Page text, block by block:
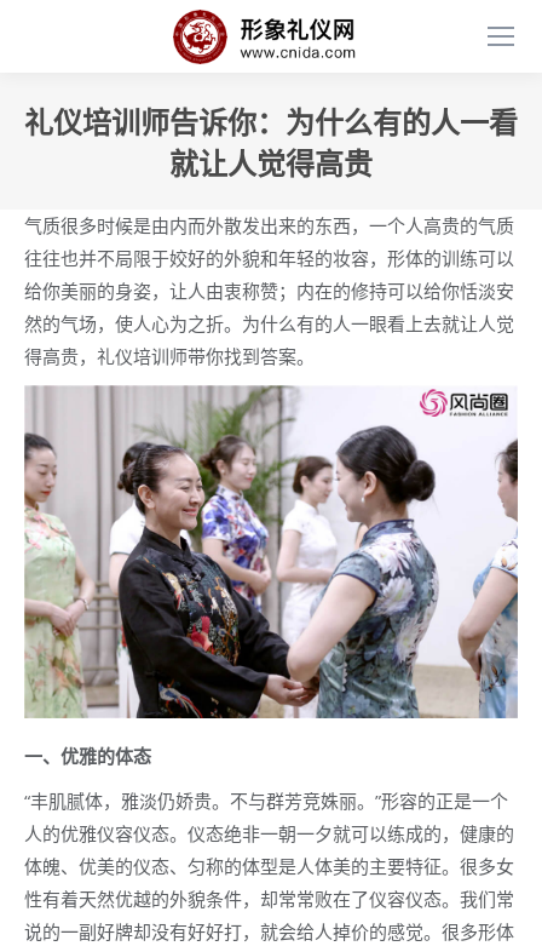
礼仪培训师告诉你：为什么有的人一看
就让人觉得高贵
气质很多时候是由内而外散发出来的东西，一个人高贵的气质
往往也并不局限于姣好的外貌和年轻的妆容，形体的训练可以
给你美丽的身姿，让人由衷称赞；内在的修持可以给你恬淡安
然的气场，使人心为之折。为什么有的人一眼看上去就让人觉
得高贵，礼仪培训师带你找到答案。
一、优雅的体态
“丰肌腻体，雅淡仍娇贵。不与群芳竞姝丽。”形容的正是一个
人的优雅仪容仪态。仪态绝非一朝一夕就可以练成的，健康的
体魄、优美的仪态、匀称的体型是人体美的主要特征。很多女
性有着天然优越的外貌条件，却常常败在了仪容仪态。我们常
说的一副好牌却没有好好打，就会给人掉价的感觉。很多形体